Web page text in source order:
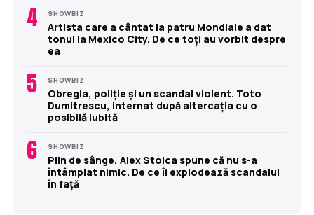
4 SHOWBIZ
Artista care a cântat la patru Mondiale a dat
tonul la Mexico City. De ce toți au vorbit despre
ea
5 SHOWBIZ
Obregia, poliție și un scandal violent. Toto
Dumitrescu, internat după altercația cu o
posibilă iubită
6 SHOWBIZ
Plin de sânge, Alex Stoica spune că nu s-a
întâmplat nimic. De ce îi explodează scandalul
în față